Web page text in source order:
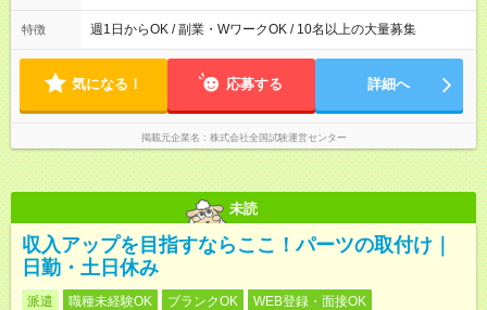
特徴 週1日からOK / 副業・WワークOK / 10名以上の大量募集
気になる！ 応募する 詳細へ
掲載元企業名 株式会社全国試験運営センター
未読
収入アップを目指すならここ！パーツの取付け｜
日勤・土日休み
派遣 職種未経験OK ブランクOK WEB登録・面接OK